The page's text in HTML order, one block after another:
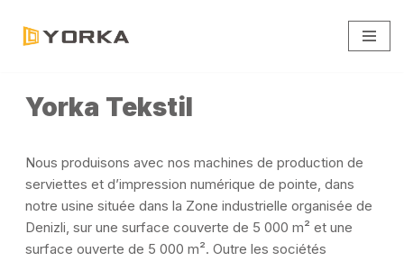
Aller
Yorka Tekstil
Nous produisons avec nos machines de production de
serviettes et d’impression numérique de pointe, dans
notre usine située dans la Zone industrielle organisée de
Denizli, sur une surface couverte de 5 000 m² et une
surface ouverte de 5 000 m². Outre les sociétés